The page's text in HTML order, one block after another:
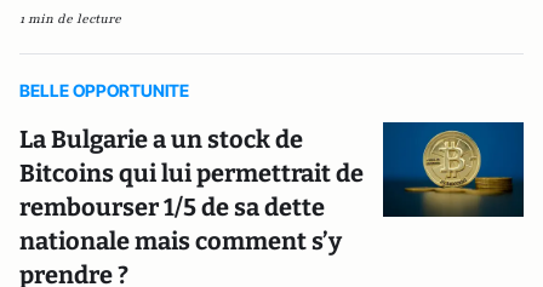
1 min de lecture
BELLE OPPORTUNITE
La Bulgarie a un stock de
Bitcoins qui lui permettrait de
rembourser 1/5 de sa dette
nationale mais comment s’y
prendre ?